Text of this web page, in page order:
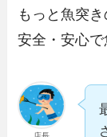
もっと魚突
安全・安心